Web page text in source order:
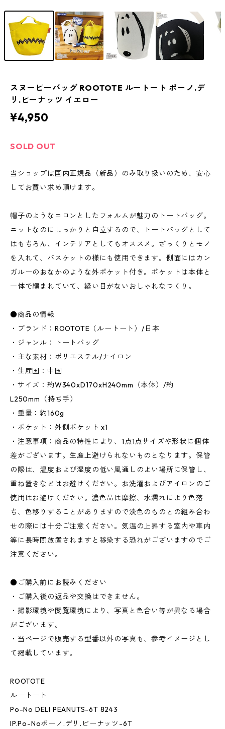
スヌーピーバッグ ROOTOTE ルートート ポーノ.デ
リ.ピーナッツ イエロー
¥4,950
SOLD OUT
当ショップは国内正規品（新品）のみ取り扱いのため、安心
してお買い求め頂けます。
帽子のようなコロンとしたフォルムが魅力のトートバッグ。
ニットなのにしっかりと自立するので、トートバッグとして
はもちろん、インテリアとしてもオススメ。ざっくりとモノ
を入れて、バスケットの様にも使用できます。側面にはカン
ガルーのおなかのような外ポケット付き。ポケットは本体と
一体で編まれていて、縫い目がないおしゃれなつくり。
●商品の情報
・ブランド：ROOTOTE（ルートート）/日本
・ジャンル：トートバッグ
・主な素材：ポリエステル/ナイロン
・生産国：中国
・サイズ：約W340xD170xH240mm（本体）/約
L250mm（持ち手）
・重量：約160g
・ポケット：外側ポケット x1
・注意事項：商品の特性により、1点1点サイズや形状に個体
差がございます。生産上避けられないものとなります。保管
の際は、温度および湿度の低い風通しのよい場所に保管し、
重ね置きなどはお避けください。お洗濯およびアイロンのご
使用はお避けください。濃色品は摩擦、水濡れにより色落
ち、色移りすることがありますので淡色のものとの組み合わ
せの際には十分ご注意ください。気温の上昇する室内や車内
等に長時間放置されますと移染する恐れがございますのでご
注意ください。
●ご購入前にお読みください
・ご購入後の返品や交換はできません。
・撮影環境や閲覧環境により、写真と色合い等が異なる場合
がございます。
・当ページで販売する型番以外の写真も、参考イメージとし
て掲載しています。
ROOTOTE
ルートート
Po-No DELI PEANUTS-6T 8243
IP.Po-Noポーノ.デリ.ピーナッツ-6T